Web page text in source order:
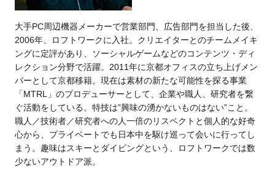
大手PC周辺機器メーカーで営業部門、広告部門を担当した後、
2006年、ロフトワークに入社。クリエイターとのチームメイキ
ングに定評があり、ソーシャルゲームなどのコンテンツ・ディ
レクション分野で活躍。2011年に京都オフィスの立ち上げメン
バーとして京都移籍。現在は素材の新たな可能性を探る事業
「MTRL」のプロデューサーとして、企業や職人、研究者を繋
ぐ活動をしている。特技は”興味の湧かないものはない”こと。
職人／技術者／研究者への人一倍のリスペクトと個人的な好奇
心から、プライベートでも日本中を駆け巡って会いに行ってし
まう。趣味はスキーとダイビングという、ロフトワークでは数
少ないアウトドア派。